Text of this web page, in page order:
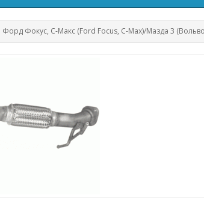
Фокус, С-Макс (Ford Focus, C-Max)/Мазда 3